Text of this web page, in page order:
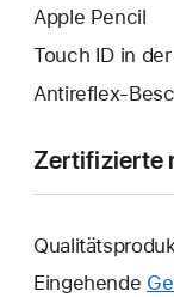
Apple Pencil
Touch ID in
Antireflex-
Zertifizierte
Eingehende